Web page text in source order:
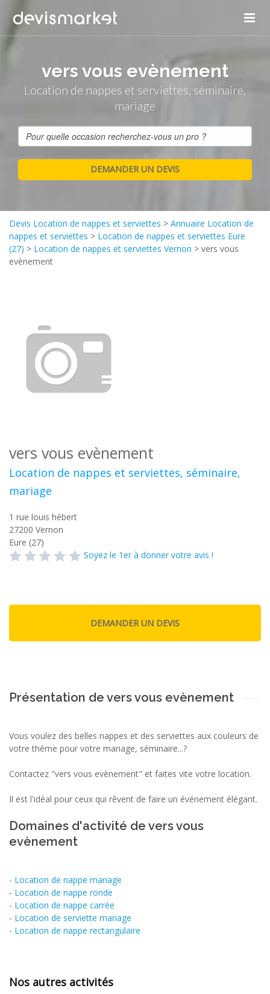
vers vous evènement
Location de nappes et serviettes, séminaire,
mariage
Devis Location de nappes et serviettes > Annuaire Location de
nappes et serviettes > Location de nappes et serviettes Eure
(27) > Location de nappes et serviettes Vernon > vers vous
evènement
vers vous evènement
Location de nappes et serviettes, séminaire,
mariage
1 rue louis hébert
27200 Vernon
Eure (27)
Soyez le 1er à donner votre avis !
Présentation de vers vous evènement
Vous voulez des belles nappes et des serviettes aux couleurs de
votre thème pour votre mariage, séminaire...?
Contactez "vers vous evènement" et faites vite votre location.
Il est l'idéal pour ceux qui rêvent de faire un événement élégant.
Domaines d'activité de vers vous
evènement
- Location de nappe mariage
- Location de nappe ronde
- Location de nappe carrée
- Location de serviette mariage
- Location de nappe rectangulaire
Nos autres activités